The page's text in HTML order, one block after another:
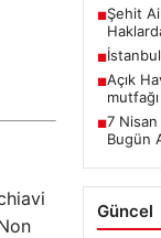
■Şehit
■İstanbul
■Açık
■7 Nisan
Bugün
Güncel